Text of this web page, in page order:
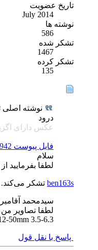
تاریخ عضویت
July 2014
نوشته ها
586
تشکر شده
1467
تشکر کرده
135
نوشته
درود
عکس دارای
فایل پیوست 71942
سلام
لطفا بفرمایید
ben163s تشکر می‌کند.
سیدمحمد
لطفا تصاویر من
50mm 3.5-6.3
پاسخ با نقل قول